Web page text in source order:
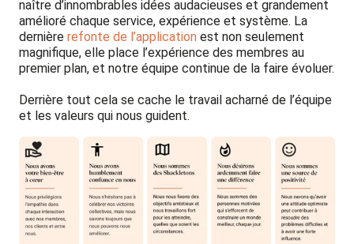
naître d’innombrables idées audacieuses et grandement
amélioré chaque service, expérience et système. La
dernière refonte de l’application est non seulement
magnifique, elle place l’expérience des membres au
premier plan, et notre équipe continue de la faire évoluer.
Derrière tout cela se cache le travail acharné de l’équipe
et les valeurs qui nous guident.